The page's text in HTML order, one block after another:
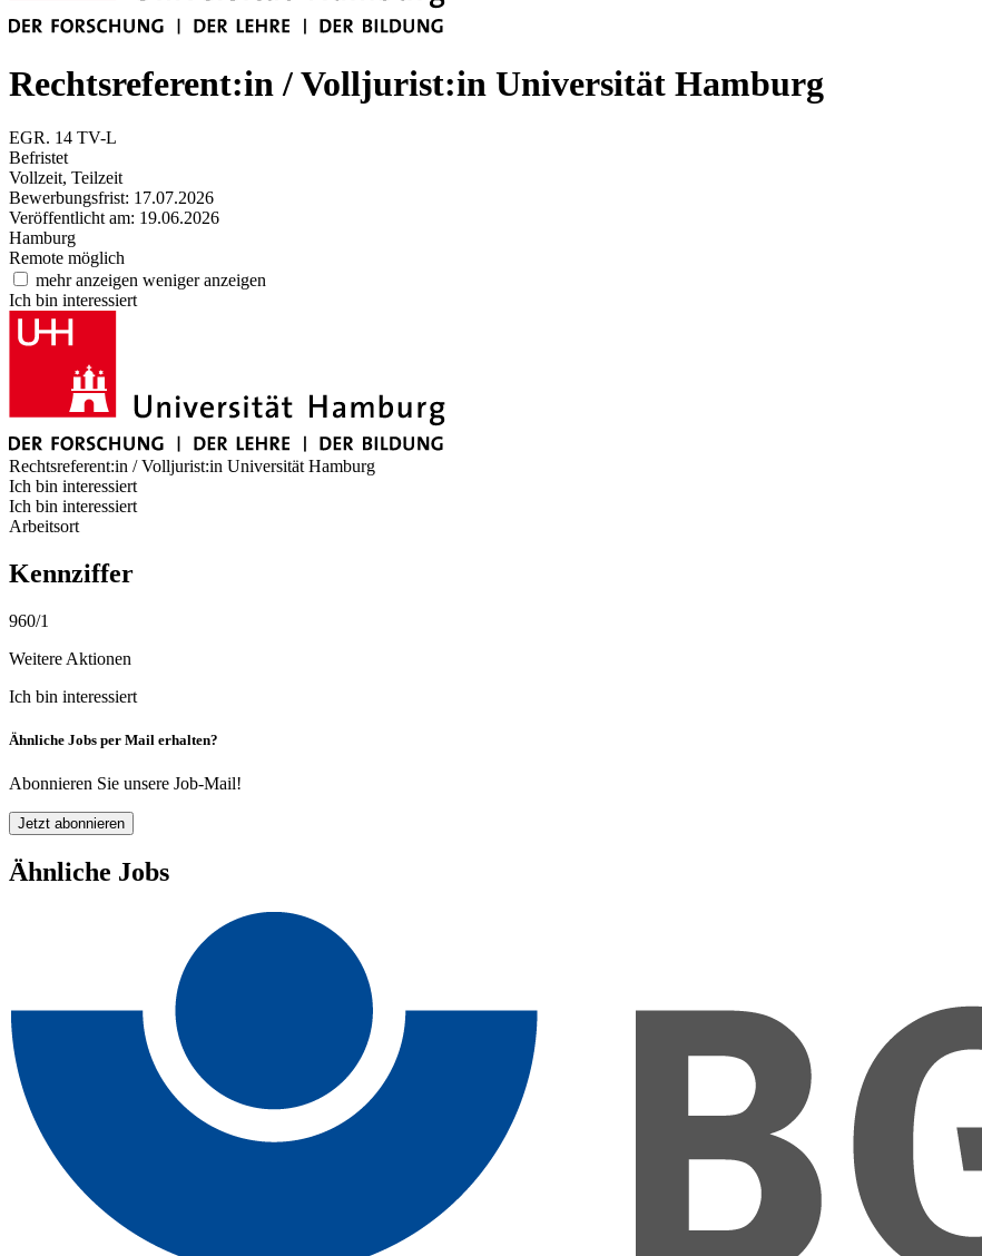
Rechtsreferent:in / Volljurist:in Universität Hamburg
EGR. 14 TV-L
Befristet
Vollzeit, Teilzeit
Bewerbungsfrist: 17.07.2026
Veröffentlicht am: 19.06.2026
Hamburg
Remote möglich
mehr anzeigen weniger anzeigen
Ich bin interessiert
Rechtsreferent:in / Volljurist:in Universität Hamburg
Ich bin interessiert
Ich bin interessiert
Arbeitsort
Kennziffer
960/1
Weitere Aktionen
Ich bin interessiert
Ähnliche Jobs per Mail erhalten?
Abonnieren Sie unsere Job-Mail!
Jetzt abonnieren
Ähnliche Jobs